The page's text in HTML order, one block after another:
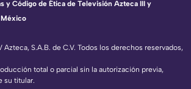
Azteca, S.A.B. de C.V. Todos los derechos reservados,
total o parcial sin la autorización previa,
su titular.
y Código de Ética de Televisión Azteca III y
México